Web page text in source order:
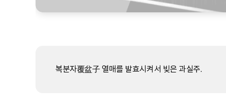
복분자覆盆子 열매를 발효시켜서 빚은 과실주.